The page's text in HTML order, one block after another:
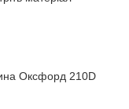
Оксфорд 210D